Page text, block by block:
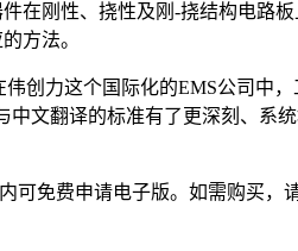
在刚性、挠性及刚-挠结构电路
方法。
创力这个国际化的EMS公司中
文翻译的标准有了更深刻、系
免费申请电子版。如需购买，